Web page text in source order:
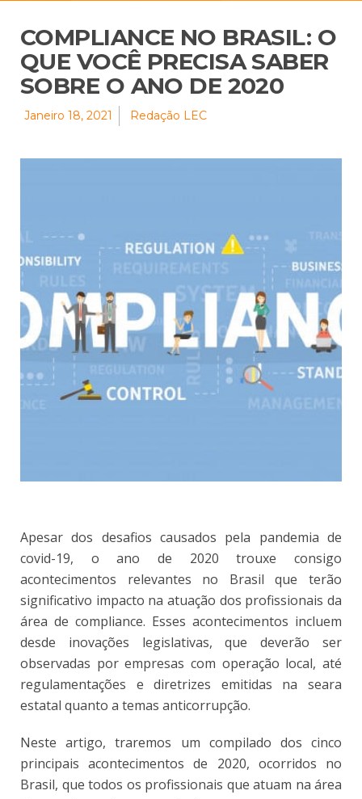
COMPLIANCE NO BRASIL: O
QUE VOCÊ PRECISA SABER
SOBRE O ANO DE 2020
Janeiro 18, 2021 Redação LEC
Apesar dos desafios causados pela pandemia de
covid-19, o ano de 2020 trouxe consigo
acontecimentos relevantes no Brasil que terão
significativo impacto na atuação dos profissionais da
área de compliance. Esses acontecimentos incluem
desde inovações legislativas, que deverão ser
observadas por empresas com operação local, até
regulamentações e diretrizes emitidas na seara
estatal quanto a temas anticorrupção.
Neste artigo, traremos um compilado dos cinco
principais acontecimentos de 2020, ocorridos no
Brasil, que todos os profissionais que atuam na área